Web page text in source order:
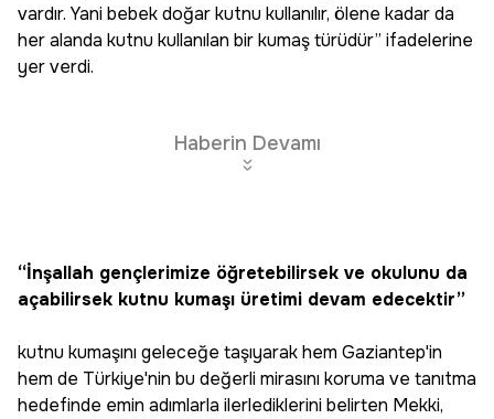
vardır. Yani bebek doğar kutnu kullanılır, ölene kadar da
her alanda kutnu kullanılan bir kumaş türüdür” ifadelerine
yer verdi.
Haberin Devamı
“İnşallah gençlerimize öğretebilirsek ve okulunu da
açabilirsek kutnu kumaşı üretimi devam edecektir”
kutnu kumaşını geleceğe taşıyarak hem Gaziantep'in
hem de Türkiye'nin bu değerli mirasını koruma ve tanıtma
hedefinde emin adımlarla ilerlediklerini belirten Mekki,